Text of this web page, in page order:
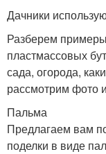
Дачники
Разберем примеры
пластмассовых
сада, огорода,
рассмотрим фото
Пальма
Предлагаем вам
поделки в виде